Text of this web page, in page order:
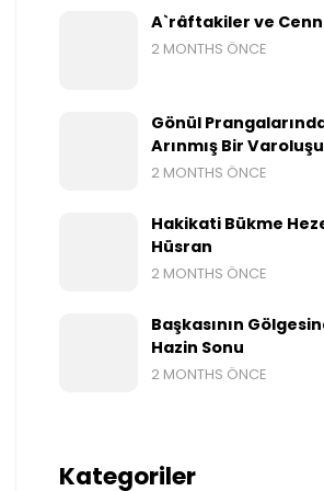
A`râftakiler ve
2 MONTHS ÖNCE
Gönül
Arınmış Bir
2 MONTHS ÖNCE
Hakikati Bükme
Hüsran
2 MONTHS ÖNCE
Başkasının
Hazin Sonu
2 MONTHS ÖNCE
Kategoriler